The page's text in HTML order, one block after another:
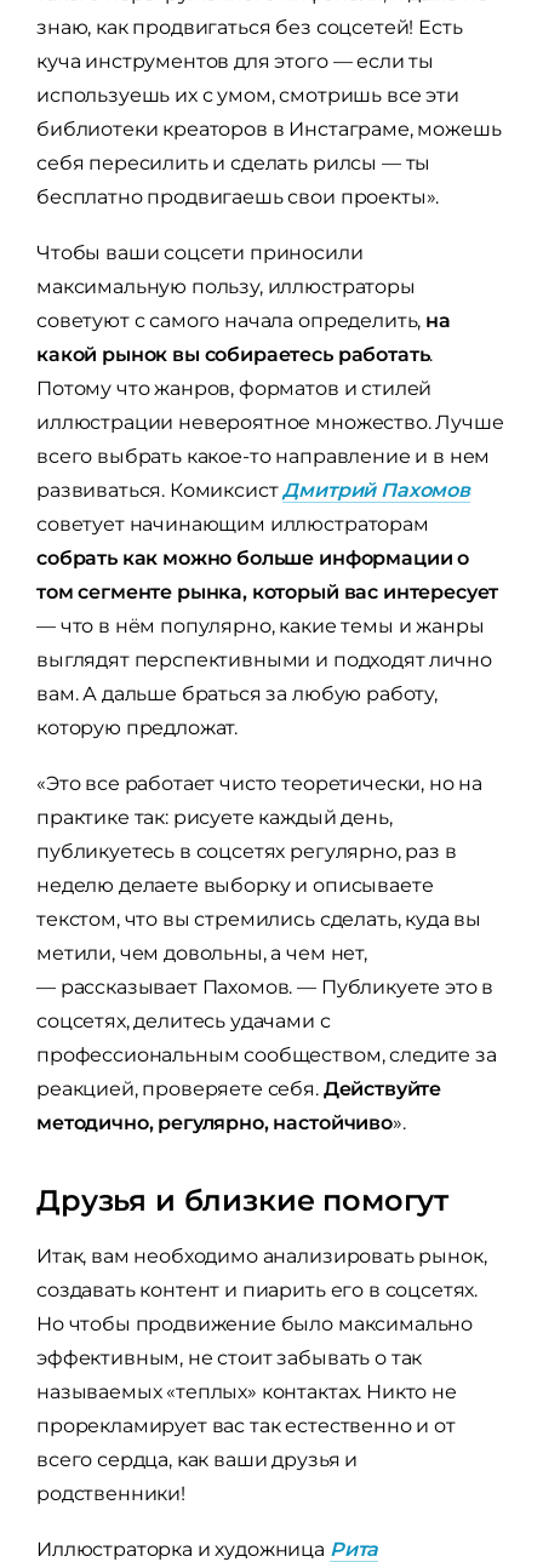
знаю, как продвигаться без соцсетей! Есть
куча инструментов для этого — если ты
используешь их с умом, смотришь все эти
библиотеки креаторов в Инстаграме, можешь
себя пересилить и сделать рилсы — ты
бесплатно продвигаешь свои проекты».
Чтобы ваши соцсети приносили
максимальную пользу, иллюстраторы
советуют с самого начала определить, на
какой рынок вы собираетесь работать.
Потому что жанров, форматов и стилей
иллюстрации невероятное множество. Лучше
всего выбрать какое-то направление и в нем
развиваться. Комиксист Дмитрий Пахомов
советует начинающим иллюстраторам
собрать как можно больше информации о
том сегменте рынка, который вас интересует
— что в нём популярно, какие темы и жанры
выглядят перспективными и подходят лично
вам. А дальше браться за любую работу,
которую предложат.
«Это все работает чисто теоретически, но на
практике так: рисуете каждый день,
публикуетесь в соцсетях регулярно, раз в
неделю делаете выборку и описываете
текстом, что вы стремились сделать, куда вы
метили, чем довольны, а чем нет,
— рассказывает Пахомов. — Публикуете это в
соцсетях, делитесь удачами с
профессиональным сообществом, следите за
реакцией, проверяете себя. Действуйте
методично, регулярно, настойчиво».
Друзья и близкие помогут
Итак, вам необходимо анализировать рынок,
создавать контент и пиарить его в соцсетях.
Но чтобы продвижение было максимально
эффективным, не стоит забывать о так
называемых «теплых» контактах. Никто не
прорекламирует вас так естественно и от
всего сердца, как ваши друзья и
родственники!
Иллюстраторка и художница Рита